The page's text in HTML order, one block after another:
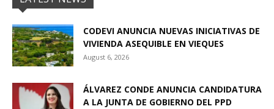
CODEVI ANUNCIA NUEVAS INICIATIVAS DE
VIVIENDA ASEQUIBLE EN VIEQUES
August 6, 2026
ÁLVAREZ CONDE ANUNCIA CANDIDATURA
A LA JUNTA DE GOBIERNO DEL PPD